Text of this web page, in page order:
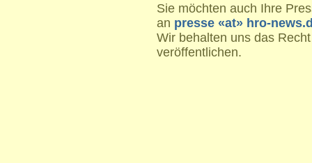
Sie möchten auch Ihre
an presse «at» hro-
Wir behalten uns das
veröffentlichen.